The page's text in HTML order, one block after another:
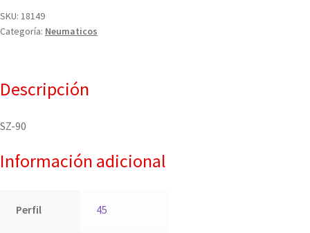
SKU: 18149
Categoría: Neumaticos
Descripción
SZ-90
Información adicional
Perfil 45